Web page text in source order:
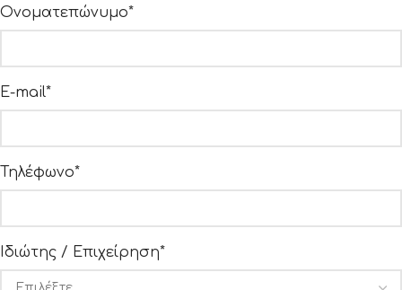
Ονοματεπώνυμο*
E-mail*
Τηλέφωνο*
Ιδιώτης / Επιχείρηση*